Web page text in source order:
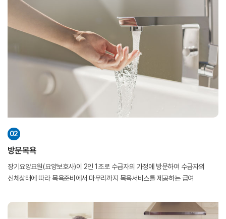
02
방문목욕
장기요양요원(요양보호사)이 2인 1조로 수급자의 가정에 방문하여 수급자의
신체상태에 따라 목욕준비에서 마무리까지 목욕서비스를 제공하는 급여